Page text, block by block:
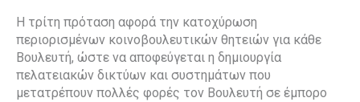
Η τρίτη πρόταση αφορά την κατοχύρωση
περιορισμένων κοινοβουλευτικών θητειών για κάθε
Βουλευτή, ώστε να αποφεύγεται η δημιουργία
πελατειακών δικτύων και συστημάτων που
μετατρέπουν πολλές φορές τον Βουλευτή σε έμπορο